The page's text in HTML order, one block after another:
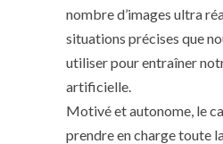
nombre d’images ultra
situations précises que
utiliser pour entraîner
artificielle.
Motivé et autonome, le
prendre en charge toute